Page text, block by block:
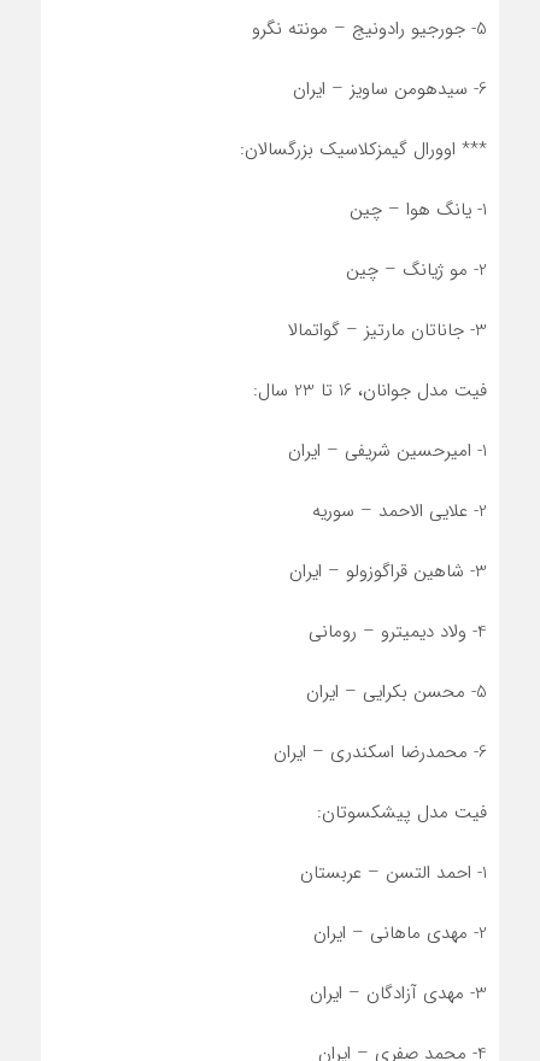
5- جورجیو رادونیج – مونته نگرو
6- سیدهومن ساویز – ایران
*** اوورال گیمزکلاسیک بزرگسالان:
1- یانگ هوا – چین
2- مو ژیانگ – چین
3- جاناتان مارتیز – گواتمالا
فیت مدل جوانان، 16 تا 23 سال:
1- امیرحسین شریفی – ایران
2- علایی الاحمد – سوریه
3- شاهین قراگوزولو – ایران
4- ولاد دیمیترو – رومانی
5- محسن بکرایی – ایران
6- محمدرضا اسکندری – ایران
فیت مدل پیشکسوتان:
1- احمد التسن – عربستان
2- مهدی ماهانی – ایران
3- مهدی آزادگان – ایران
4- محمد صفری – ایران